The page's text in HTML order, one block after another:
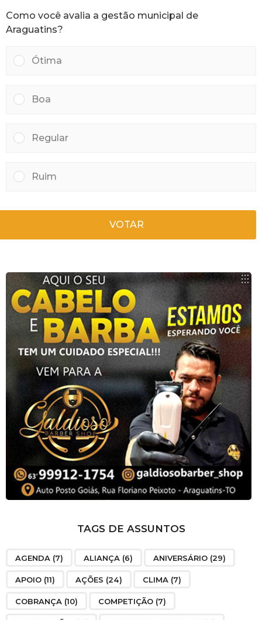
Como você avalia a gestão municipal de
Araguatins?
Ótima
Boa
Regular
Ruim
VOTAR
TAGS DE ASSUNTOS
AGENDA (7) ALIANÇA (6) ANIVERSÁRIO (29)
APOIO (11) AÇÕES (24) CLIMA (7)
COBRANÇA (10) COMPETIÇÃO (7)